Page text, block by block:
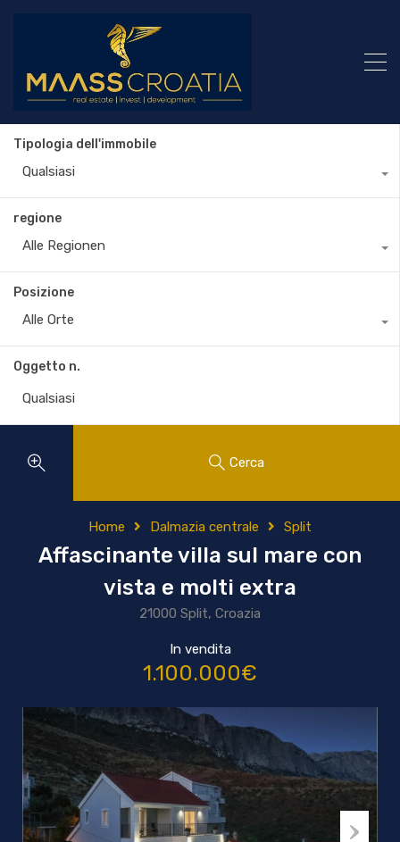
Tipologia dell'immobile
Qualsiasi
regione
Alle Regionen
Posizione
Alle Orte
Oggetto n.
Cerca
Home Dalmazia centrale Split
Affascinante villa sul mare con
vista e molti extra
21000 Split, Croazia
In vendita
1.100.000€